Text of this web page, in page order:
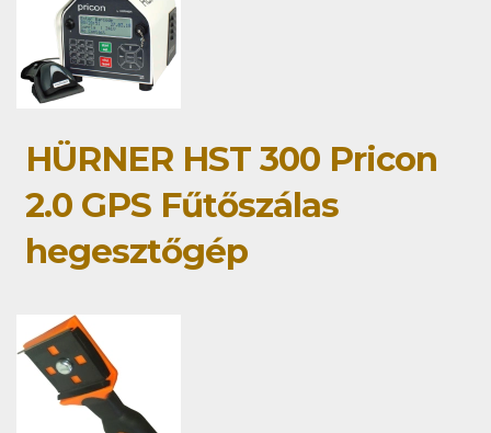
HÜRNER HST 300 Pricon
2.0 GPS Fűtőszálas
hegesztőgép